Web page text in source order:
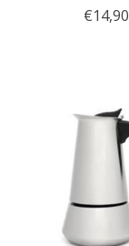
€14,90